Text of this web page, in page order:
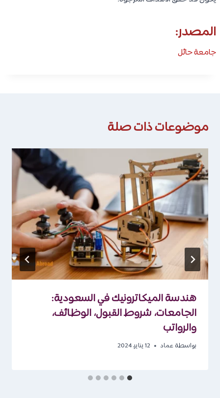
المصدر:
جامعة حائل
موضوعات ذات صلة
هندسة الميكاترونيك في السعودية:
الجامعات، شروط القبول، الوظائف،
والرواتب
بواسطة عماد 12 يناير، 2024